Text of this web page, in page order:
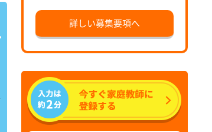
詳しい募集要項へ